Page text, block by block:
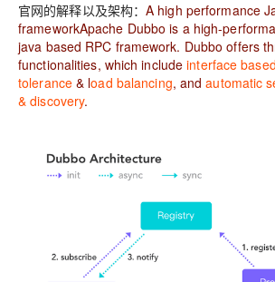
官网的解释以及架构：A high performance
frameworkApache Dubbo is a high-
java based RPC framework. Dubbo offers
functionalities, which includeinterface
tolerance& load balancing, andautomatic
& discovery.